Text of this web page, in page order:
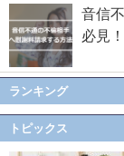
音信
必見
ランキング
トピックス